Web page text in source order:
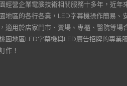
經營企業電腦技術相關服務十多年，近年
地區的各行各業，LED字幕機操作簡易、
適用於店家門市、賣場、專櫃、醫院等場
園地區LED字幕機與LED廣告招牌的專業
作！